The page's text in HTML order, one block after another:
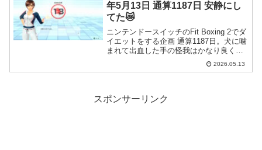
年5月13日 通算1187日 安静にし
てた😿
ニンテンドースイッチのFit Boxing 2でダ
イエットをする企画 通算1187日。犬に噛
まれて出血した手の怪我はかなり良くな
ってきました。がまあ当面は安静にして
2026.05.13
スポンサーリンク